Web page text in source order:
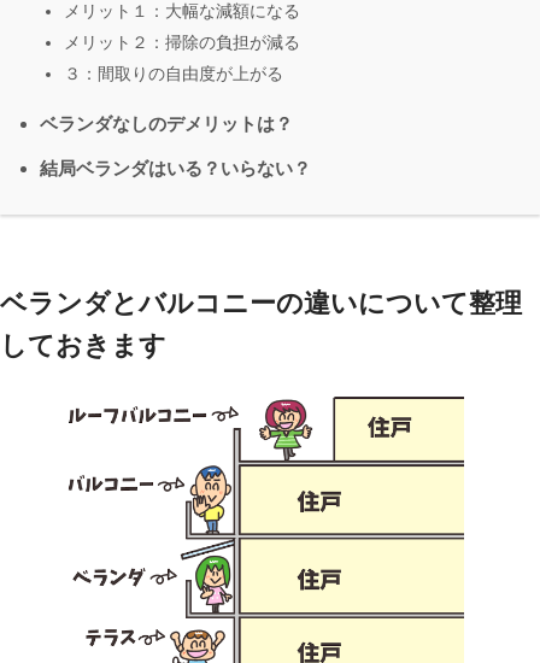
メリット１：大幅な減額になる
メリット２：掃除の負担が減る
３：間取りの自由度が上がる
ベランダなしのデメリットは？
結局ベランダはいる？いらない？
ベランダとバルコニーの違いについて整理
しておきます